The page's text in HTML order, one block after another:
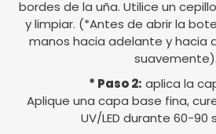
bordes de la uña. Utilice un
y limpiar. (*Antes de abrir la
manos hacia adelante y hacia
suavemente).
* Paso 2: aplica la
Aplique una capa base fina,
UV/LED durante 60-90